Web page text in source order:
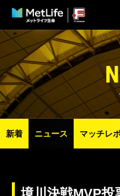
新着 ニュース マッチレ